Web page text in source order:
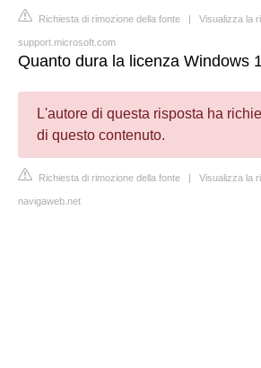
Richiesta di rimozione della fonte | Visualizza la
support.microsoft.com
Quanto dura la licenza Windows
L'autore di questa risposta ha
di questo contenuto.
Richiesta di rimozione della fonte | Visualizza la
navigaweb.net